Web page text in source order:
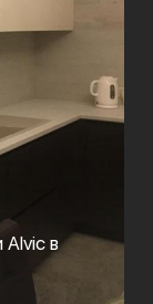
Alvic в